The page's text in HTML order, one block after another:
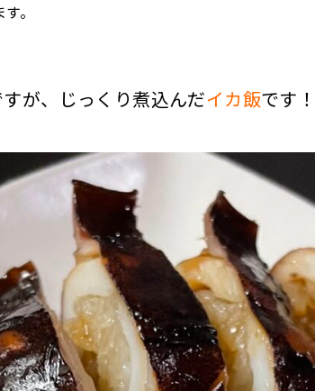
。
が、じっくり煮込んだイカ飯です！